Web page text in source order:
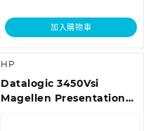
加入購物車
HP
Datalogic 3450Vsi
Magellen Presentation